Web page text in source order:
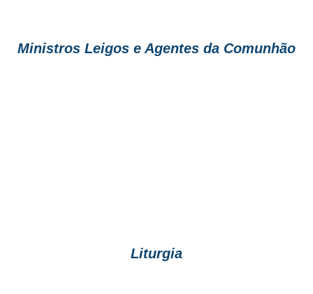
Ministros Leigos e Agentes da Comunhão
Liturgia